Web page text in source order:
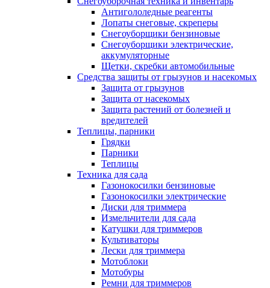
Антигололедные реагенты
Лопаты снеговые, скреперы
Снегоуборщики бензиновые
Снегоуборщики электрические,
аккумуляторные
Щетки, скребки автомобильные
Средства защиты от грызунов и насекомых
Защита от грызунов
Защита от насекомых
Защита растений от болезней и
вредителей
Теплицы, парники
Грядки
Парники
Теплицы
Техника для сада
Газонокосилки бензиновые
Газонокосилки электрические
Диски для триммера
Измельчители для сада
Катушки для триммеров
Культиваторы
Лески для триммера
Мотоблоки
Мотобуры
Ремни для триммеров